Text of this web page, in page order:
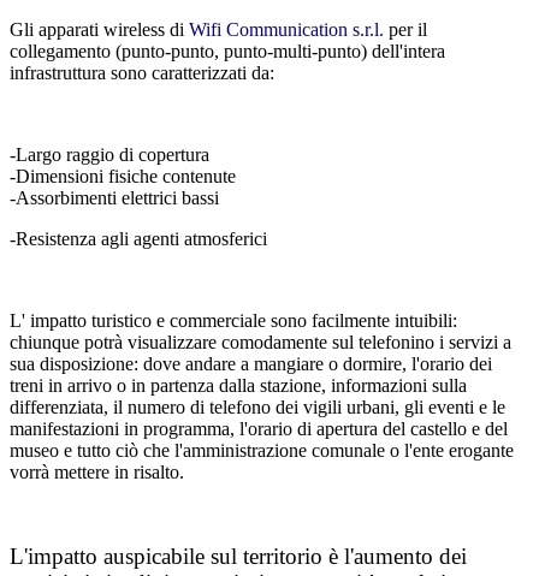
Gli apparati wireless di Wifi Communication s.r.l. per il
collegamento (punto-punto, punto-multi-punto) dell'intera
infrastruttura sono caratterizzati da:
-Largo raggio di copertura
-Dimensioni fisiche contenute
-Assorbimenti elettrici bassi
-Resistenza agli agenti atmosferici
L' impatto turistico e commerciale sono facilmente intuibili:
chiunque potrà visualizzare comodamente sul telefonino i servizi a
sua disposizione: dove andare a mangiare o dormire, l'orario dei
treni in arrivo o in partenza dalla stazione, informazioni sulla
differenziata, il numero di telefono dei vigili urbani, gli eventi e le
manifestazioni in programma, l'orario di apertura del castello e del
museo e tutto ciò che l'amministrazione comunale o l'ente erogante
vorrà mettere in risalto.
L'impatto auspicabile sul territorio è l'aumento dei